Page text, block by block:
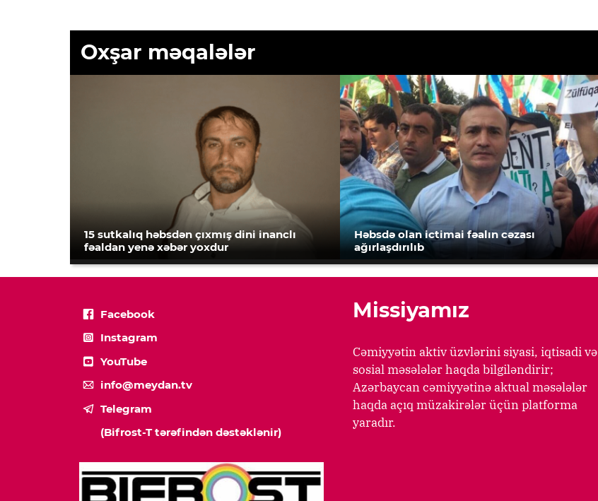
Oxşar məqalələr
15 sutkalıq həbsdən çıxmış dini inanclı
fəaldan yenə xəbər yoxdur
Həbsdə olan ictimai fəalın cəzası
ağırlaşdırılıb
Facebook
Instagram
YouTube
info@meydan.tv
Telegram
(Bifrost-T tərəfindən dəstəklənir)
Missiyamız
Cəmiyyətin aktiv üzvlərini siyasi, iqtisadi və
sosial məsələlər haqda bilgiləndirir;
Azərbaycan cəmiyyətinə aktual məsələlər
haqda açıq müzakirələr üçün platforma
yaradır.